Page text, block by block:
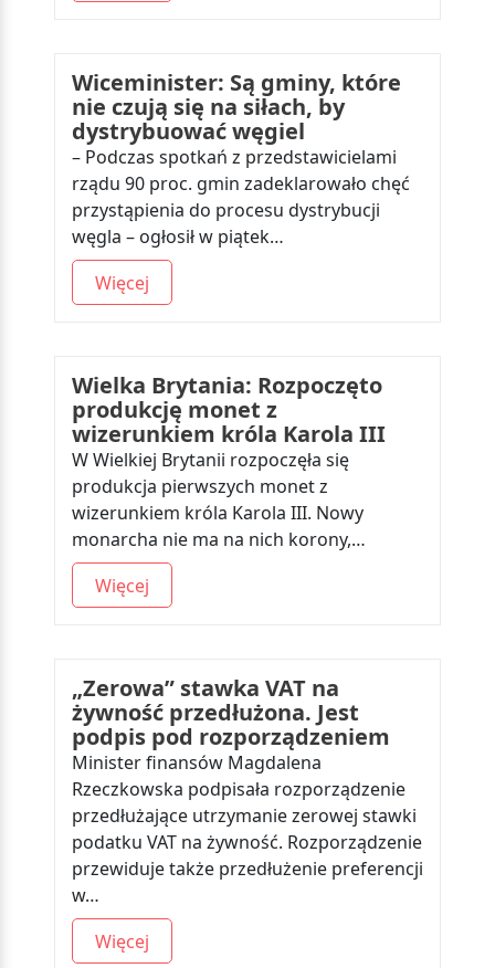
Wiceminister: Są gminy, które
nie czują się na siłach, by
dystrybuować węgiel
– Podczas spotkań z przedstawicielami
rządu 90 proc. gmin zadeklarowało chęć
przystąpienia do procesu dystrybucji
węgla – ogłosił w piątek…
Więcej
Wielka Brytania: Rozpoczęto
produkcję monet z
wizerunkiem króla Karola III
W Wielkiej Brytanii rozpoczęła się
produkcja pierwszych monet z
wizerunkiem króla Karola III. Nowy
monarcha nie ma na nich korony,…
Więcej
„Zerowa” stawka VAT na
żywność przedłużona. Jest
podpis pod rozporządzeniem
Minister finansów Magdalena
Rzeczkowska podpisała rozporządzenie
przedłużające utrzymanie zerowej stawki
podatku VAT na żywność. Rozporządzenie
przewiduje także przedłużenie preferencji
w…
Więcej